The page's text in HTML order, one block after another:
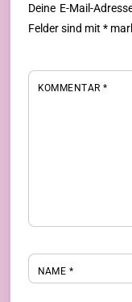
Deine E-Mail-
Felder sind mit *
KOMMENTAR*
NAME *